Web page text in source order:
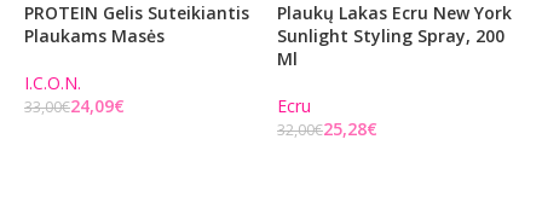
PROTEIN Gelis Suteikiantis
Plaukams Masės
I.C.O.N.
33,00€24,09€
Plaukų Lakas Ecru New York
Sunlight Styling Spray, 200
Ml
Ecru
32,00€25,28€